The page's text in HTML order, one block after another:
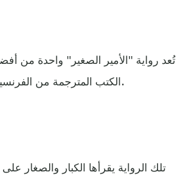
تُعد رواية "الأمير الصغير" واحدة من
الكتب المترجمة من الفرنسية مبيعًا في العالم، حيث باعت أكثر من مليون نسخة.
تلك الرواية يقرأها الكبار والصغار